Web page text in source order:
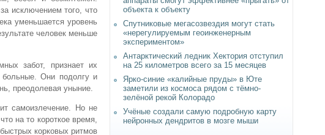
исключением того, что
уменьшается уровень
человек меньше
забот, признает их
больные. Они подолгу и
преодолевая уныние.
самоизлечение. Но не
на то короткое время,
корковых ритмов
объекта к объекту
Спутниковые мегасозвездия могут стать
«нерегулируемым геоинженерным
экспериментом»
Антарктический ледник Хектория отступил
на 25 километров всего за 15 месяцев
Ярко-синие «калийные пруды» в Юте
заметили из космоса рядом с тёмно-
зелёной рекой Колорадо
Учёные создали самую подробную карту
нейронных дендритов в мозге мыши